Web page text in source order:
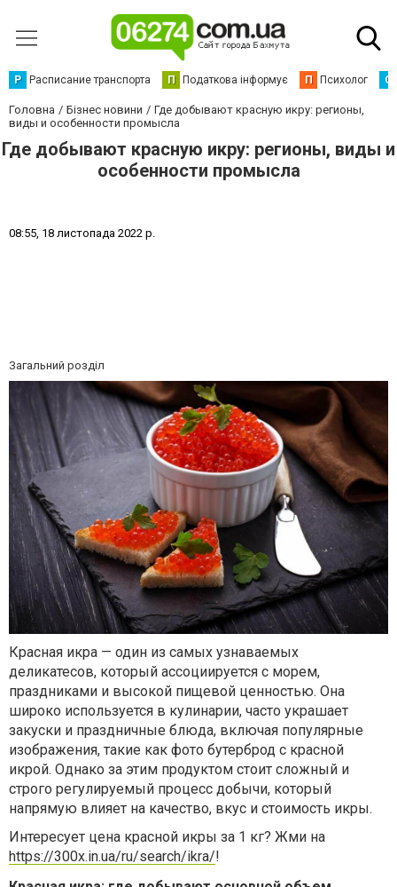
Р Расписание транспорта П Податкова інформує П Психолог С
Головна Бізнес новини
Где добывают красную икру: регионы,
виды и особенности промысла
Где добывают красную икру: регионы, виды и
особенности промысла
08:55, 18 листопада 2022 р.
Загальний розділ
Красная икра — один из самых узнаваемых
деликатесов, который ассоциируется с морем,
праздниками и высокой пищевой ценностью. Она
широко используется в кулинарии, часто украшает
закуски и праздничные блюда, включая популярные
изображения, такие как фото бутерброд с красной
икрой. Однако за этим продуктом стоит сложный и
строго регулируемый процесс добычи, который
напрямую влияет на качество, вкус и стоимость икры.
Интересует цена красной икры за 1 кг? Жми на
https://300x.in.ua/ru/search/ikra/!